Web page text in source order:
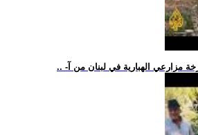
مزارعي الهبارية في لبنان من آ